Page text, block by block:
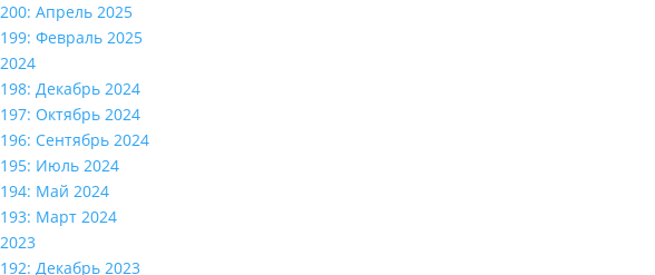
200: Апрель 2025
199: Февраль 2025
2024
198: Декабрь 2024
197: Октябрь 2024
196: Сентябрь 2024
195: Июль 2024
194: Май 2024
193: Март 2024
2023
192: Декабрь 2023